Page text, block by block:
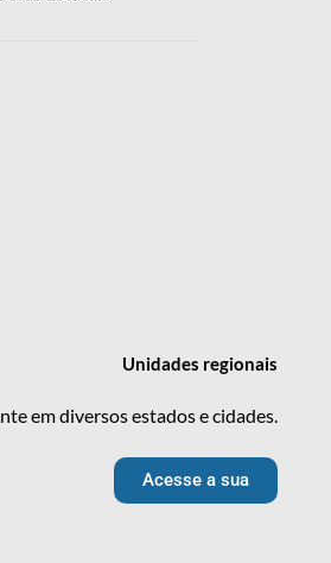
Unidades regionais
em diversos estados e cidades.
Acesse a sua